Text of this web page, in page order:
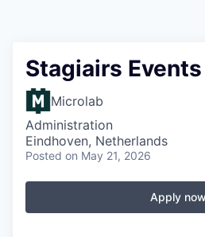
Stagiairs Events
Microlab
Administration
Eindhoven, Netherlands
Posted on May 21, 2026
Apply now